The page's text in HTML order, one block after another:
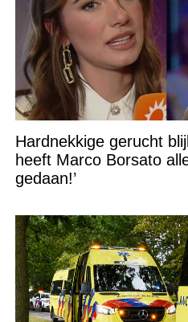
Hardnekkige gerucht
heeft Marco Borsato
gedaan!’